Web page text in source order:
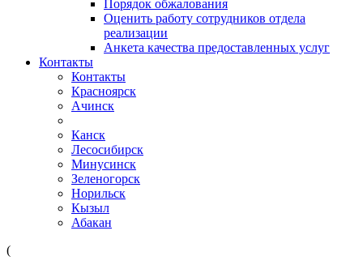
Порядок обжалования
Оценить работу сотрудников отдела
реализации
Анкета качества предоставленных услуг
Контакты
Контакты
Красноярск
Ачинск
Канск
Лесосибирск
Минусинск
Зеленогорск
Норильск
Кызыл
Абакан
(